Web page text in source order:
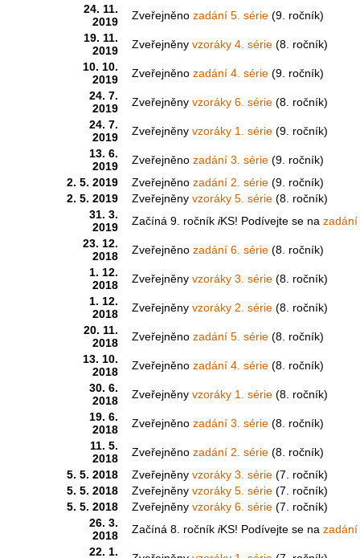
24. 11.
2019
Zveřejněno zadání 5. série (9. ročník)
19. 11.
2019
Zveřejněny vzoráky 4. série (8. ročník)
10. 10.
2019
Zveřejněno zadání 4. série (9. ročník)
24. 7.
2019
Zveřejněny vzoráky 6. série (8. ročník)
24. 7.
2019
Zveřejněny vzoráky 1. série (9. ročník)
13. 6.
2019
Zveřejněno zadání 3. série (9. ročník)
2. 5. 2019
Zveřejněno zadání 2. série (9. ročník)
2. 5. 2019
Zveřejněny vzoráky 5. série (8. ročník)
31. 3.
2019
Začíná 9. ročník iKS! Podívejte se na zadání
23. 12.
2018
Zveřejněno zadání 6. série (8. ročník)
1. 12.
2018
Zveřejněny vzoráky 3. série (8. ročník)
1. 12.
2018
Zveřejněny vzoráky 2. série (8. ročník)
20. 11.
2018
Zveřejněno zadání 5. série (8. ročník)
13. 10.
2018
Zveřejněno zadání 4. série (8. ročník)
30. 6.
2018
Zveřejněny vzoráky 1. série (8. ročník)
19. 6.
2018
Zveřejněno zadání 3. série (8. ročník)
11. 5.
2018
Zveřejněno zadání 2. série (8. ročník)
5. 5. 2018
Zveřejněny vzoráky 3. série (7. ročník)
5. 5. 2018
Zveřejněny vzoráky 5. série (7. ročník)
5. 5. 2018
Zveřejněny vzoráky 6. série (7. ročník)
26. 3.
2018
Začíná 8. ročník iKS! Podívejte se na zadání
22. 1.